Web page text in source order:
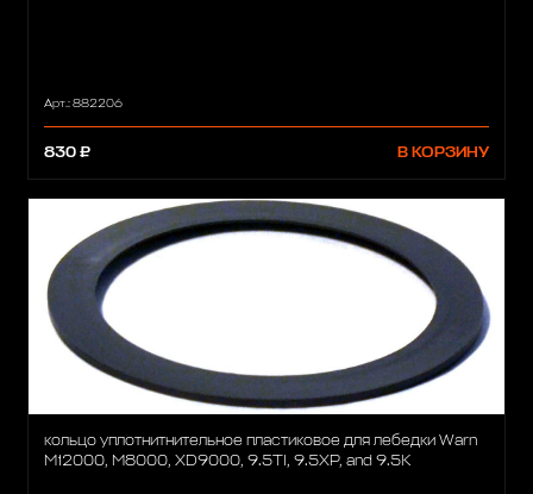
Арт.: 882206
830 ₽ В КОРЗИНУ
кольцо уплотнитнительное пластиковое для лебедки Warn
M12000, M8000, XD9000, 9.5TI, 9.5XP, and 9.5K